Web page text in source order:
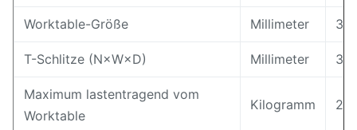
Worktable-Größe Millimeter
T-Schlitze (N×W×D) Millimeter
Maximum lastentragend vom
Worktable
Kilogramm